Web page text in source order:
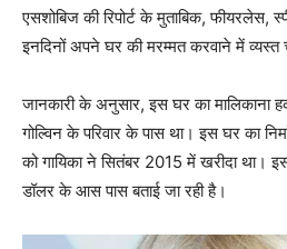
एसशोबिज की रिपोर्ट के मुताबिक, फीयरलेस,
इनदिनों अपने घर की मरम्‍मत करवाने में व्‍यस्‍त
जानकारी के अनुसार, इस घर का मालिकाना
गोल्विन के परिवार के पास था। इस घर का
को गायिका ने सितंबर 2015 में खरीदा था।
डॉलर के आस पास बताई जा रही है।